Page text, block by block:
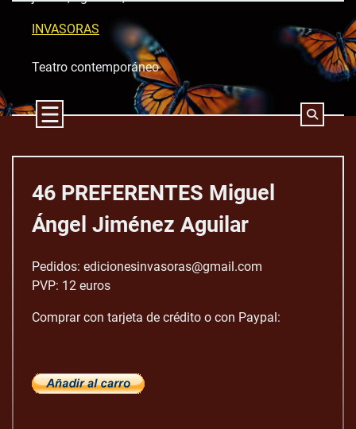
INVASORAS
Teatro contemporáneo
46 PREFERENTES Miguel
Ángel Jiménez Aguilar
Pedidos: edicionesinvasoras@gmail.com
PVP: 12 euros
Comprar con tarjeta de crédito o con Paypal: